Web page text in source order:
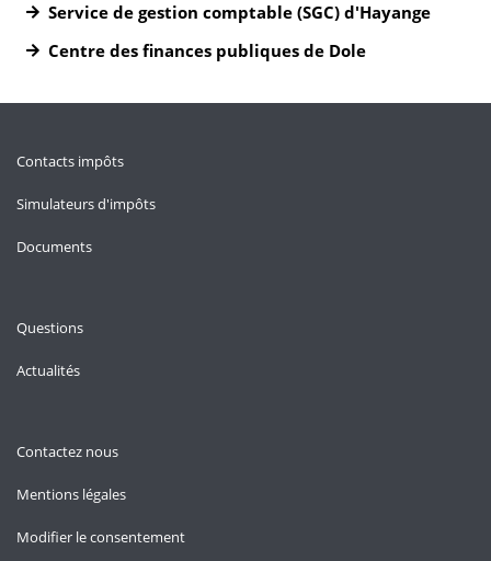
Service de gestion comptable (SGC) d'Hayange
Centre des finances publiques de Dole
Contacts impôts
Simulateurs d'impôts
Documents
Questions
Actualités
Contactez nous
Mentions légales
Modifier le consentement